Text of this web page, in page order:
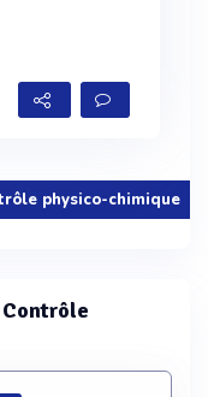
physico-chimique